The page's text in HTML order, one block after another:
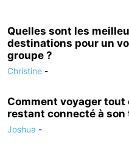
Quelles sont les
destinations pour un
groupe ?
Christine -
Comment voyager tout
restant connecté à son
Joshua -